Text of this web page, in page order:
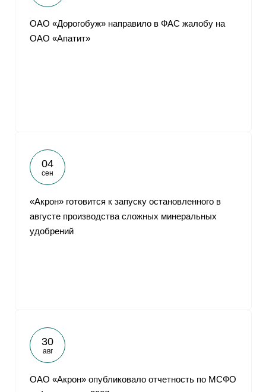
ОАО «Дорогобуж» направило в ФАС жалобу на
ОАО «Апатит»
04
сен
«Акрон» готовится к запуску остановленного в
августе производства сложных минеральных
удобрений
30
авг
ОАО «Акрон» опубликовало отчетность по МСФО